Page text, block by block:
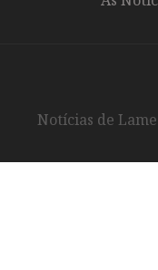
Notícias de